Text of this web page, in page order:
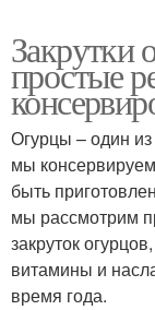
Закрутки
простые
Огурцы – один
мы
быть
мы рассмотрим
закруток
витамины и
время года.